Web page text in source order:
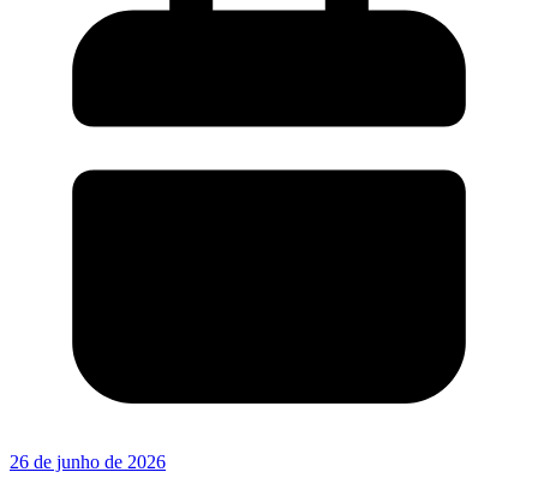
26 de junho de 2026